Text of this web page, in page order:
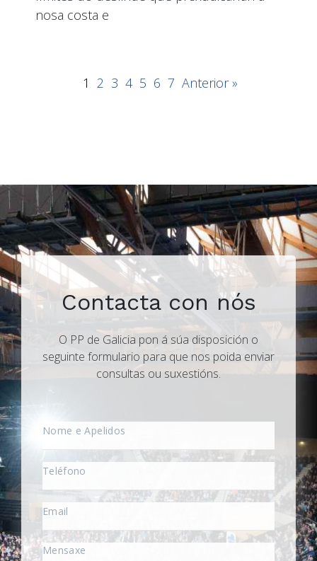
nosa costa e
1 2 3 4 5 6 7 Anterior »
Contacta con nós
O PP de Galicia pon á súa disposición o
seguinte formulario para que nos poida enviar
consultas ou suxestións.